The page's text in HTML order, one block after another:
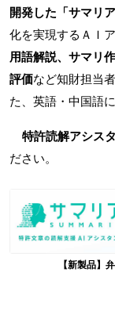
開発した「サマリア
化を実現するＡＩ
用語解説、サマリ
評価など知財担当
た、英語・中国語
特許読解アシス
ださい。
【新製品】